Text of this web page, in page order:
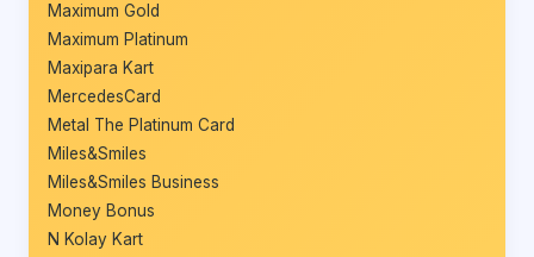
Maximum Gold
Maximum Platinum
Maxipara Kart
MercedesCard
Metal The Platinum Card
Miles&Smiles
Miles&Smiles Business
Money Bonus
N Kolay Kart